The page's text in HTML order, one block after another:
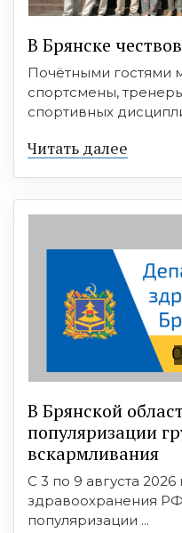
В Брянске
Почётными гостями
спортсмены,
спортивных
Читать далее
В Брянской
популяризации
вскармливания
С 3 по 9 августа
здравоохранения
популяризации ...